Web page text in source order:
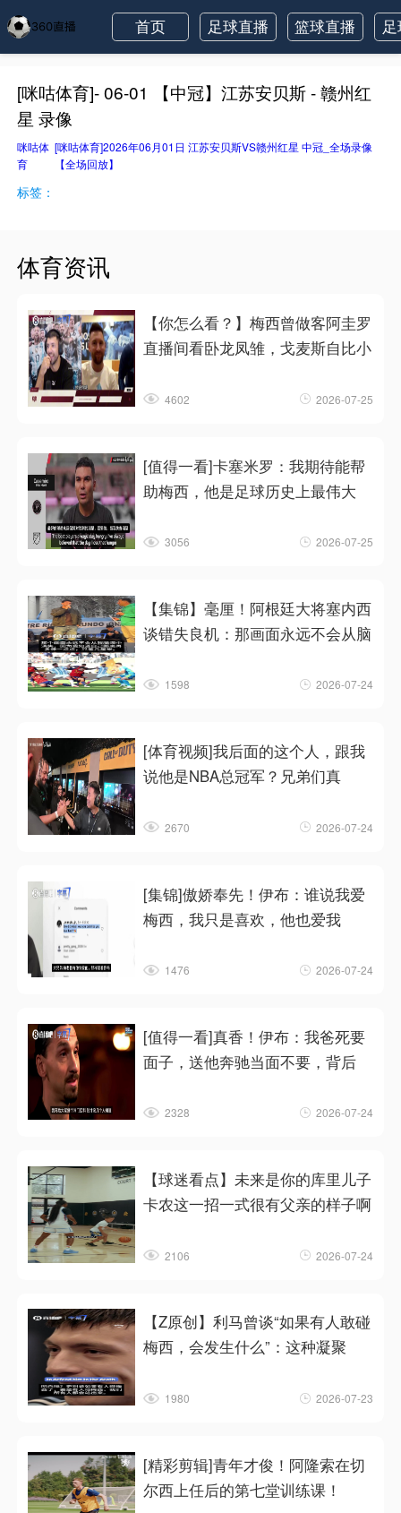
首页 足球直播 篮球直播
[咪咕体育]- 06-01 【中冠】江苏安贝斯 - 赣州红
星 录像
咪咕体
育
[咪咕体育]2026年06月01日 江苏安贝斯VS赣州红星 中冠_全场录像
【全场回放】
标签：
体育资讯
【你怎么看？】梅西曾做客阿圭罗
直播间看卧龙凤雏，戈麦斯自比小
4602 2026-07-25
[值得一看]卡塞米罗：我期待能帮
助梅西，他是足球历史上最伟大
3056 2026-07-25
【集锦】毫厘！阿根廷大将塞内西
谈错失良机：那画面永远不会从脑
1598 2026-07-24
[体育视频]我后面的这个人，跟我
说他是NBA总冠军？兄弟们真
2670 2026-07-24
[集锦]傲娇奉先！伊布：谁说我爱
梅西，我只是喜欢，他也爱我
1476 2026-07-24
[值得一看]真香！伊布：我爸死要
面子，送他奔驰当面不要，背后
2328 2026-07-24
【球迷看点】未来是你的库里儿子
卡农这一招一式很有父亲的样子啊
2106 2026-07-24
【Z原创】利马曾谈“如果有人敢碰
梅西，会发生什么”：这种凝聚
1980 2026-07-23
[精彩剪辑]青年才俊！阿隆索在切
尔西上任后的第七堂训练课！